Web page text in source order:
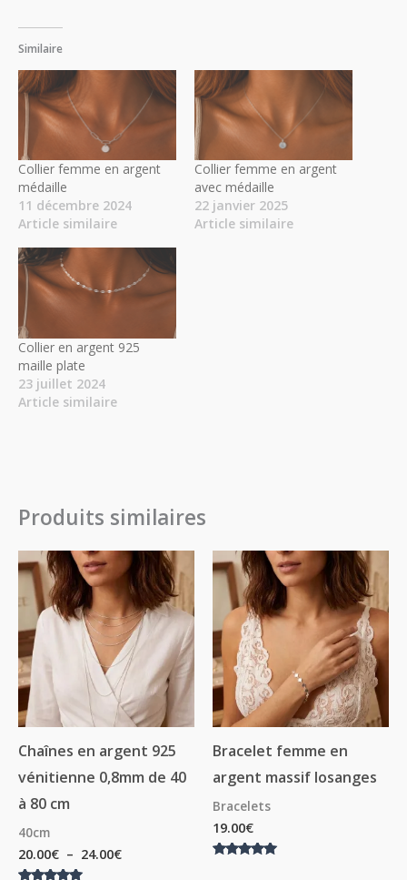
Similaire
Collier femme en argent
médaille
11 décembre 2024
Article similaire
Collier femme en argent
avec médaille
22 janvier 2025
Article similaire
Collier en argent 925
maille plate
23 juillet 2024
Article similaire
Produits similaires
Chaînes en argent 925
vénitienne 0,8mm de 40
à 80 cm
40cm
20.00€ – 24.00€
Plage
de
prix :
20.00€
à
24.00€
Bracelet femme en
argent massif losanges
Bracelets
19.00€